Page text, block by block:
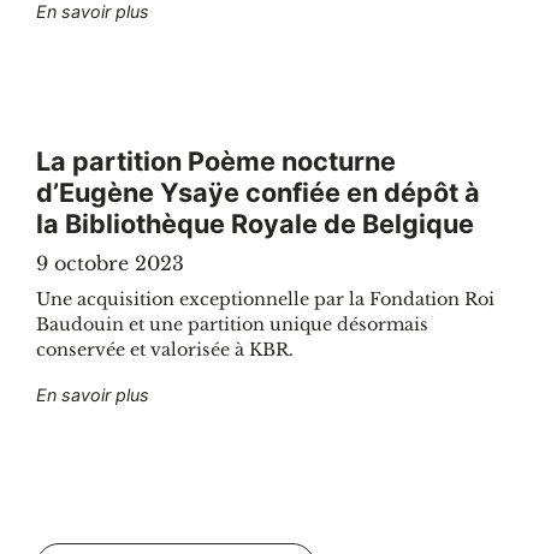
En savoir plus
La partition Poème nocturne
d’Eugène Ysaÿe confiée en dépôt à
la Bibliothèque Royale de Belgique
9 octobre 2023
Une acquisition exceptionnelle par la Fondation Roi
Baudouin et une partition unique désormais
conservée et valorisée à KBR.
En savoir plus